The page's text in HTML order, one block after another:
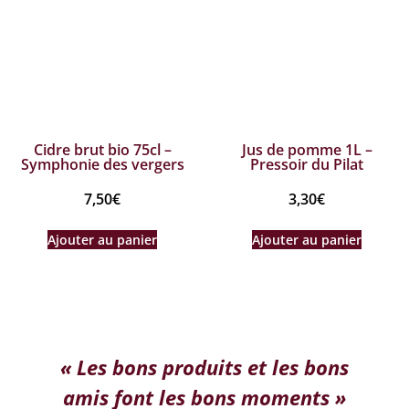
Cidre brut bio 75cl –
Symphonie des vergers
7,50€
Ajouter au panier
Jus de pomme 1L –
Pressoir du Pilat
3,30€
Ajouter au panier
« Les bons produits et les bons
amis font les bons moments »